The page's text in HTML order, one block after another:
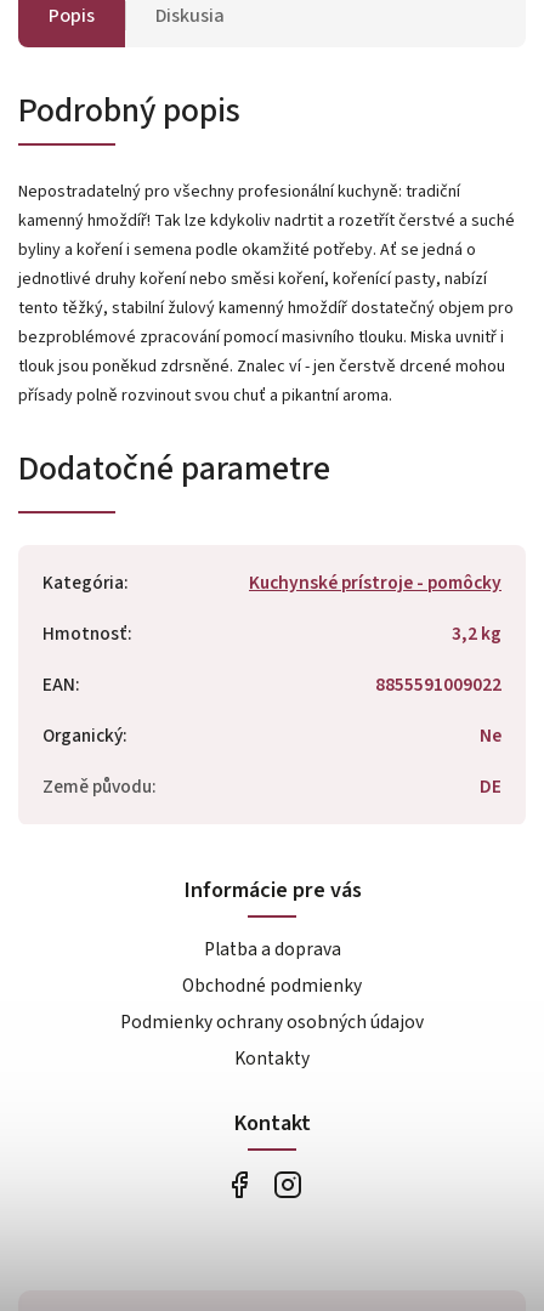
Popis Diskusia
Podrobný popis
Nepostradatelný pro všechny profesionální kuchyně: tradiční
kamenný hmoždíř! Tak lze kdykoliv nadrtit a rozetřít čerstvé a suché
byliny a koření i semena podle okamžité potřeby. Ať se jedná o
jednotlivé druhy koření nebo směsi koření, kořenící pasty, nabízí
tento těžký, stabilní žulový kamenný hmoždíř dostatečný objem pro
bezproblémové zpracování pomocí masivního tlouku. Miska uvnitř i
tlouk jsou poněkud zdrsněné. Znalec ví - jen čerstvě drcené mohou
přísady polně rozvinout svou chuť a pikantní aroma.
Dodatočné parametre
Kategória:
Kuchynské prístroje - pomôcky
Hmotnosť:
3,2 kg
EAN:
8855591009022
Organický:
Ne
Země původu: DE
Informácie pre vás
Platba a doprava
Obchodné podmienky
Podmienky ochrany osobných údajov
Kontakty
Kontakt